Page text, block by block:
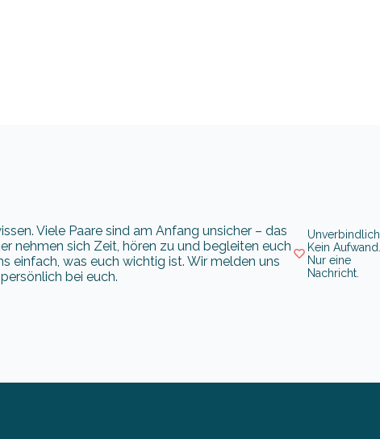
Viele Paare sind am Anfang unsicher – das
nehmen sich Zeit, hören zu und begleiten euch
einfach, was euch wichtig ist. Wir melden uns
persönlich bei euch.
Unverbindlich.
Kein Aufwand.
Nur eine
Nachricht.